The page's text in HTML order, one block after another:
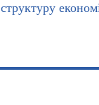
структуру